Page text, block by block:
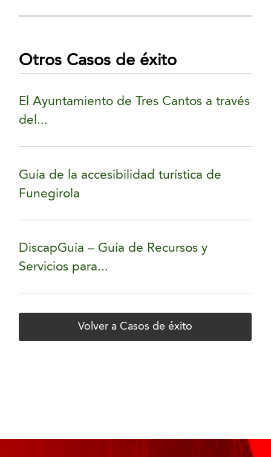
Otros Casos de éxito
El Ayuntamiento de Tres Cantos a través
del...
Guía de la accesibilidad turística de
Funegirola
DiscapGuía – Guía de Recursos y
Servicios para...
Volver a Casos de éxito